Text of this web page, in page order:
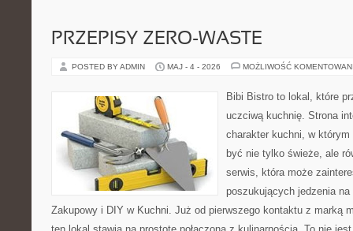
PRZEPISY ZERO-WASTE
POSTED BY ADMIN MAJ - 4 - 2026 MOŻLIWOŚĆ
Bibi Bistro to lokal, które
uczciwą kuchnię. Strona
charakter kuchni, w
być nie tylko świeże, ale
serwis, która może
poszukujących jedzenia
Zakupowy i DIY w Kuchni. Już od pierwszego kontaktu z marką